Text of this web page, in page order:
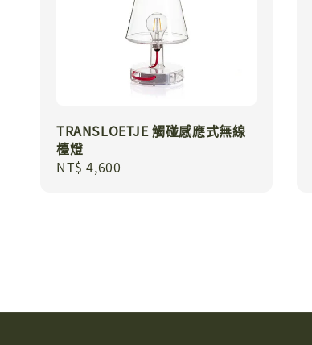
TRANSLOETJE 觸碰感應式無線
檯燈
Regular
NT$ 4,600